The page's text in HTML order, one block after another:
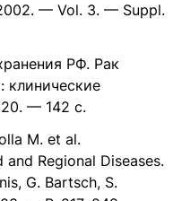
— Vol. 3. — Suppl.
РФ. Рак
клинические
— 142 с.
M. et al.
Regional Diseases.
G. Bartsch, S.